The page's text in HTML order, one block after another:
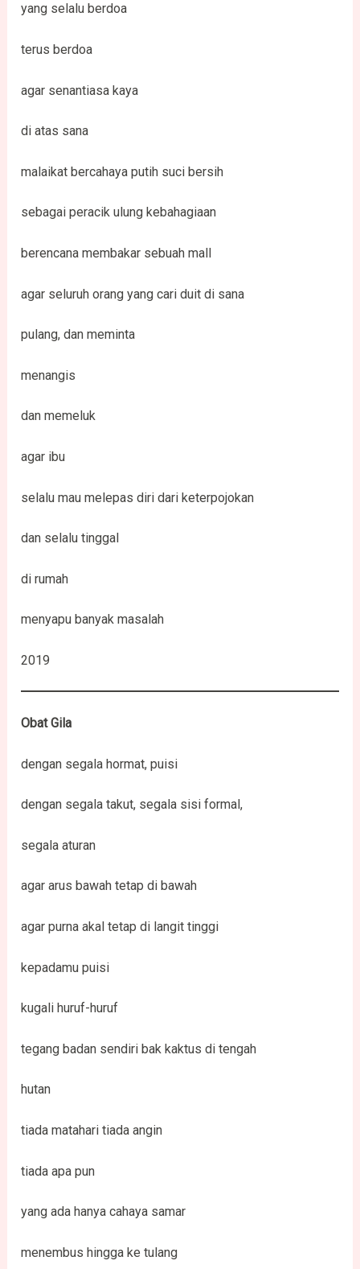
yang selalu berdoa
terus berdoa
agar senantiasa kaya
di atas sana
malaikat bercahaya putih suci bersih
sebagai peracik ulung kebahagiaan
berencana membakar sebuah mall
agar seluruh orang yang cari duit di sana
pulang, dan meminta
menangis
dan memeluk
agar ibu
selalu mau melepas diri dari keterpojokan
dan selalu tinggal
di rumah
menyapu banyak masalah
2019
Obat Gila
dengan segala hormat, puisi
dengan segala takut, segala sisi formal,
segala aturan
agar arus bawah tetap di bawah
agar purna akal tetap di langit tinggi
kepadamu puisi
kugali huruf-huruf
tegang badan sendiri bak kaktus di tengah
hutan
tiada matahari tiada angin
tiada apa pun
yang ada hanya cahaya samar
menembus hingga ke tulang